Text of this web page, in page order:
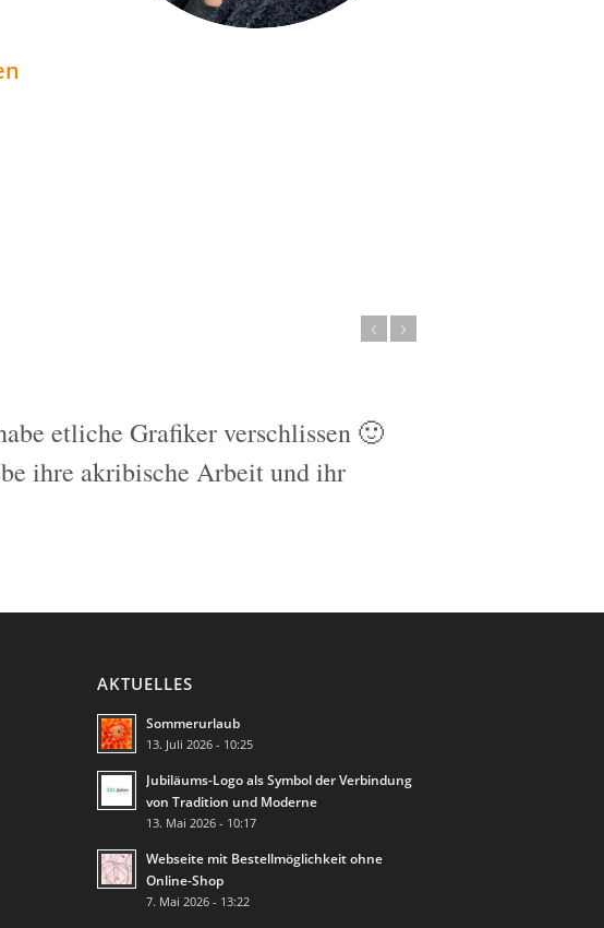
etliche Grafiker verschlissen 🙂
ihre akribische Arbeit und ihr
AKTUELLES
Sommerurlaub
13. Juli 2026 - 10:25
Jubiläums-Logo als Symbol der Verbindung
von Tradition und Moderne
13. Mai 2026 - 10:17
Webseite mit Bestellmöglichkeit ohne
Online-Shop
7. Mai 2026 - 13:22